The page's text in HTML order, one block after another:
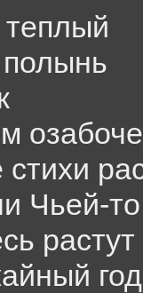
теплый
стихи
Чьей-то
растут
год